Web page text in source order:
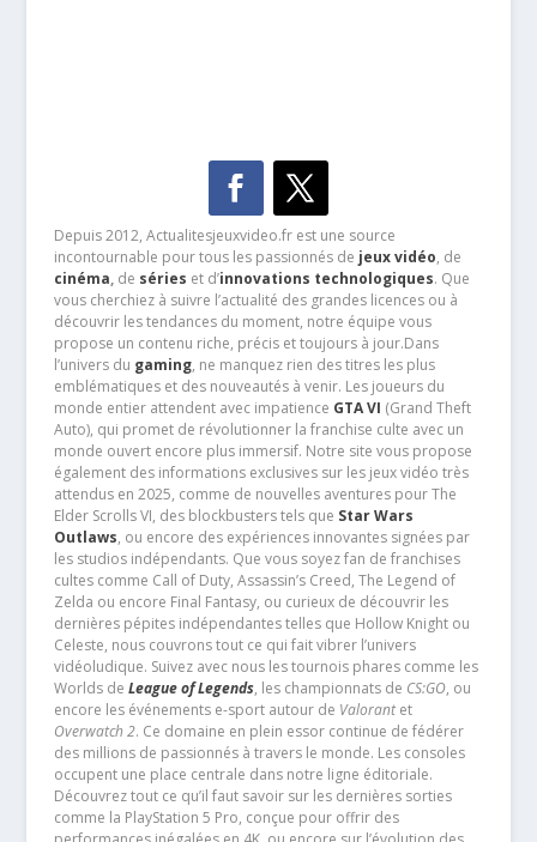
Depuis 2012, Actualitesjeuxvideo.fr est une source
incontournable pour tous les passionnés de jeux vidéo, de
cinéma,de séries et d’innovations technologiques. Que
vous cherchiez à suivre l’actualité des grandes licences ou à
découvrir les tendances du moment, notre équipe vous
propose un contenu riche, précis et toujours à jour.Dans
l’univers du gaming, ne manquez rien des titres les plus
emblématiques et des nouveautés à venir. Les joueurs du
monde entier attendent avec impatience GTA VI (Grand Theft
Auto), qui promet de révolutionner la franchise culte avec un
monde ouvert encore plus immersif. Notre site vous propose
également des informations exclusives sur les jeux vidéo très
attendus en 2025, comme de nouvelles aventures pour The
Elder Scrolls VI, des blockbusters tels que Star Wars
Outlaws, ou encore des expériences innovantes signées par
les studios indépendants. Que vous soyez fan de franchises
cultes comme Call of Duty, Assassin’s Creed, The Legend of
Zelda ou encore Final Fantasy, ou curieux de découvrir les
dernières pépites indépendantes telles que Hollow Knight ou
Celeste, nous couvrons tout ce qui fait vibrer l’univers
vidéoludique. Suivez avec nous les tournois phares comme les
Worlds de League of Legends, les championnats de CS:GO, ou
encore les événements e-sport autour de Valorantet
Overwatch 2. Ce domaine en plein essor continue de fédérer
des millions de passionnés à travers le monde. Les consoles
occupent une place centrale dans notre ligne éditoriale.
Découvrez tout ce qu’il faut savoir sur les dernières sorties
comme la PlayStation 5 Pro, conçue pour offrir des